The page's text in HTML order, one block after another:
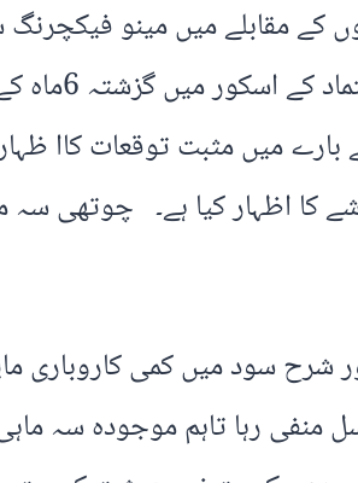
مقابلے میں مینو فیکچرنگ
کا اظہار کیا ہے۔ چوتھی
سود میں کمی کاروباری